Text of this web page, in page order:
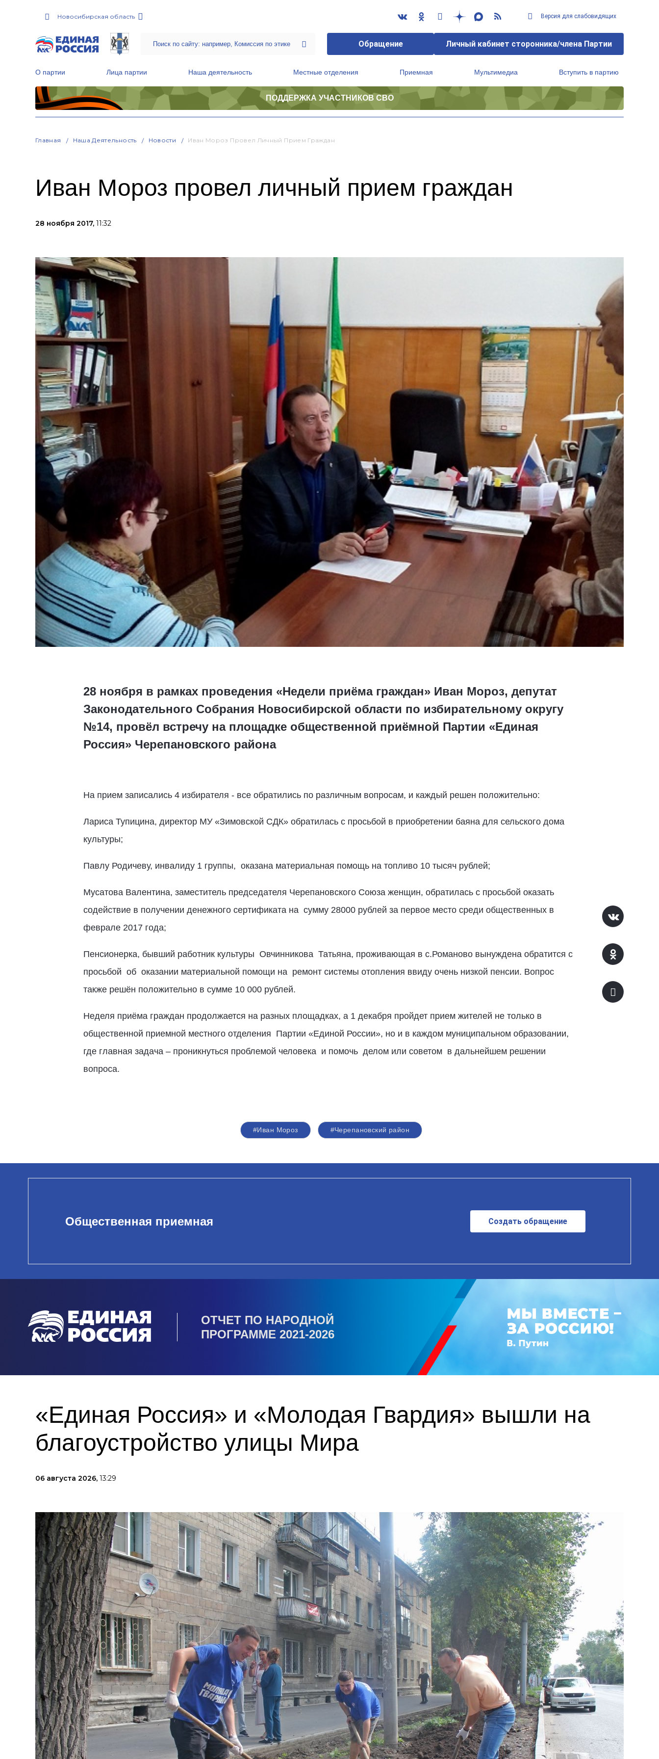
Новосибирская область Версия для слабовидящих
Обращение Личный кабинет сторонника/члена Партии
О партии Лица партии Наша деятельность Местные отделения Приемная Мультимедиа Вступить в партию
ПОДДЕРЖКА УЧАСТНИКОВ СВО
Главная Наша Деятельность Новости Иван Мороз Провел Личный Прием Граждан
Иван Мороз провел личный прием граждан
28 ноября 2017, 11:32
28 ноября в рамках проведения «Недели приёма граждан» Иван Мороз, депутат
Законодательного Собрания Новосибирской области по избирательному округу
№14, провёл встречу на площадке общественной приёмной Партии «Единая
Россия» Черепановского района
На прием записались 4 избирателя - все обратились по различным вопросам, и каждый решен положительно:
Лариса Тупицина, директор МУ «Зимовской СДК» обратилась с просьбой в приобретении баяна для сельского дома
культуры;
Павлу Родичеву, инвалиду 1 группы, оказана материальная помощь на топливо 10 тысяч рублей;
Мусатова Валентина, заместитель председателя Черепановского Союза женщин, обратилась с просьбой оказать
содействие в получении денежного сертификата на сумму 28000 рублей за первое место среди общественных в
феврале 2017 года;
Пенсионерка, бывший работник культуры Овчинникова Татьяна, проживающая в с.Романово вынуждена обратится с
просьбой об оказании материальной помощи на ремонт системы отопления ввиду очень низкой пенсии. Вопрос
также решён положительно в сумме 10 000 рублей.
Неделя приёма граждан продолжается на разных площадках, а 1 декабря пройдет прием жителей не только в
общественной приемной местного отделения Партии «Единой России», но и в каждом муниципальном образовании,
где главная задача – проникнуться проблемой человека и помочь делом или советом в дальнейшем решении
вопроса.
#Иван Мороз #Черепановский район
Общественная приемная Создать обращение
ОТЧЕТ ПО НАРОДНОЙ
ПРОГРАММЕ 2021-2026
«Единая Россия» и «Молодая Гвардия» вышли на
благоустройство улицы Мира
06 августа 2026, 13:29